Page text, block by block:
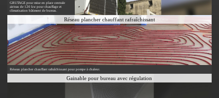
GRUTAGE pour mise en place centrale
air/eau de 120 kw pour chauffage et
climatisation bâtiment de bureau.
Réseau plancher chauffant rafraîchissant
Réseau plancher chauffant rafraîchissant pour pompe à chaleur.
Gainable pour bureau avec régulation